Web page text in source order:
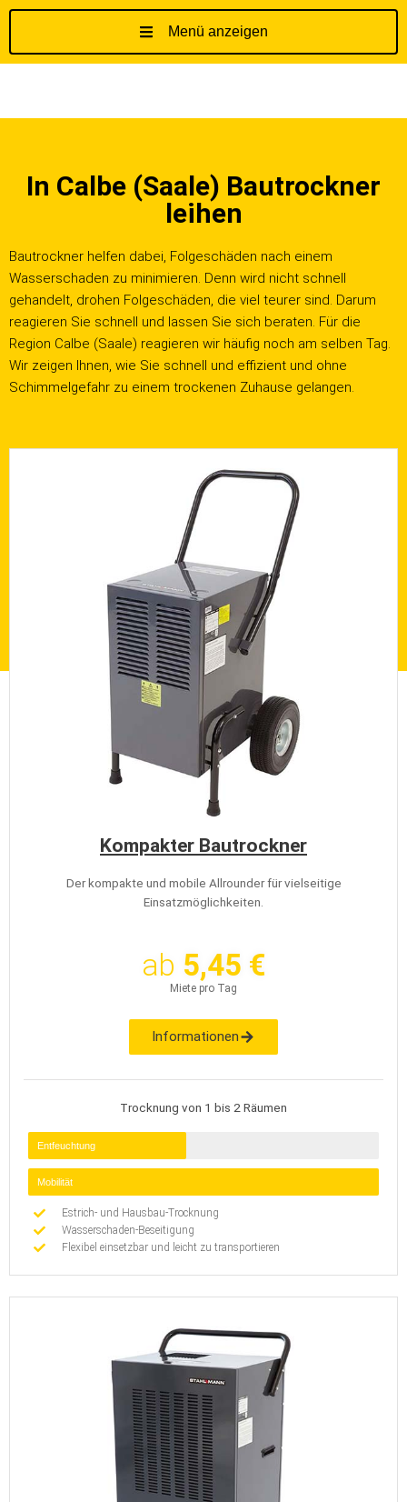
i
Menü anzeigen
In Calbe (Saale) Bautrockner
leihen
Bautrockner helfen dabei, Folgeschäden nach einem
Wasserschaden zu minimieren. Denn wird nicht schnell
gehandelt, drohen Folgeschäden, die viel teurer sind. Darum
reagieren Sie schnell und lassen Sie sich beraten. Für die
Region Calbe (Saale) reagieren wir häufig noch am selben Tag.
Wir zeigen Ihnen, wie Sie schnell und effizient und ohne
Schimmelgefahr zu einem trockenen Zuhause gelangen.
Kompakter Bautrockner
Der kompakte und mobile Allrounder für vielseitige
Einsatzmöglichkeiten.
ab 5,45 €
Miete pro Tag
Informationen
Trocknung von 1 bis 2 Räumen
Entfeuchtung
Mobilität
Estrich- und Hausbau-Trocknung
Wasserschaden-Beseitigung
Flexibel einsetzbar und leicht zu transportieren